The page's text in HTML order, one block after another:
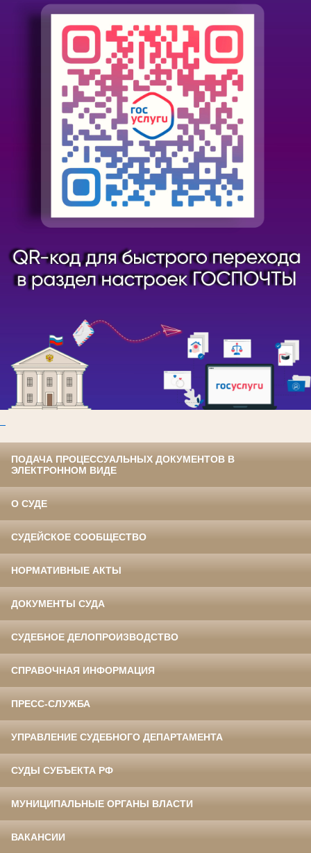
ПОДАЧА ПРОЦЕССУАЛЬНЫХ ДОКУМЕНТОВ В
ЭЛЕКТРОННОМ ВИДЕ
О СУДЕ
СУДЕЙСКОЕ СООБЩЕСТВО
НОРМАТИВНЫЕ АКТЫ
ДОКУМЕНТЫ СУДА
СУДЕБНОЕ ДЕЛОПРОИЗВОДСТВО
СПРАВОЧНАЯ ИНФОРМАЦИЯ
ПРЕСС-СЛУЖБА
УПРАВЛЕНИЕ СУДЕБНОГО ДЕПАРТАМЕНТА
СУДЫ СУБЪЕКТА РФ
МУНИЦИПАЛЬНЫЕ ОРГАНЫ ВЛАСТИ
ВАКАНСИИ